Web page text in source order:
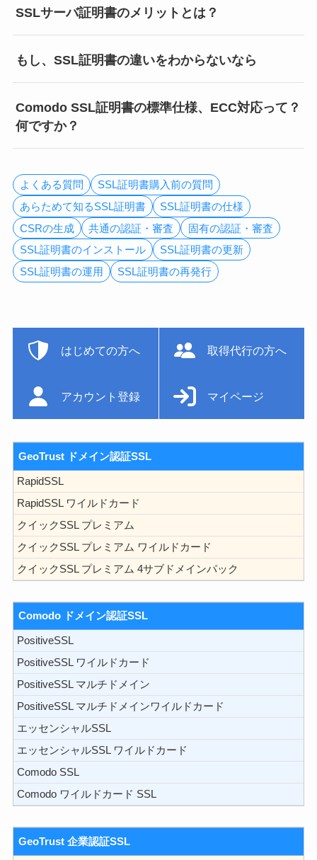
SSLサーバ証明書のメリットとは？
もし、SSL証明書の違いをわからないなら
Comodo SSL証明書の標準仕様、ECC対応って？
何ですか？
よくある質問
SSL証明書購入前の質問
あらためて知るSSL証明書
SSL証明書の仕様
CSRの生成
共通の認証・審査
固有の認証・審査
SSL証明書のインストール
SSL証明書の更新
SSL証明書の運用
SSL証明書の再発行
はじめての方へ 取得代行の方へ
アカウント登録 マイページ
GeoTrust ドメイン認証SSL
RapidSSL
RapidSSL ワイルドカード
クイックSSL プレミアム
クイックSSL プレミアム ワイルドカード
クイックSSL プレミアム 4サブドメインパック
Comodo ドメイン認証SSL
PositiveSSL
PositiveSSL ワイルドカード
PositiveSSL マルチドメイン
PositiveSSL マルチドメインワイルドカード
エッセンシャルSSL
エッセンシャルSSL ワイルドカード
Comodo SSL
Comodo ワイルドカード SSL
GeoTrust 企業認証SSL